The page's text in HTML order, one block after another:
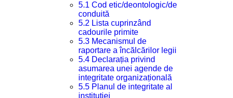
5.1 Cod etic/deontologic/de
conduită
5.2 Lista cuprinzând
cadourile primite
5.3 Mecanismul de
raportare a încălcărilor legii
5.4 Declarația privind
asumarea unei agende de
integritate organizațională
5.5 Planul de integritate al
instituției